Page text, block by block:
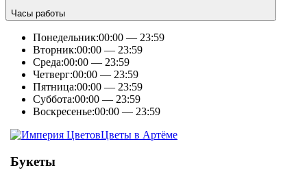
Часы работы
Понедельник:00:00 — 23:59
Вторник:00:00 — 23:59
Среда:00:00 — 23:59
Четверг:00:00 — 23:59
Пятница:00:00 — 23:59
Суббота:00:00 — 23:59
Воскресенье:00:00 — 23:59
Цветы в Артёме
Букеты